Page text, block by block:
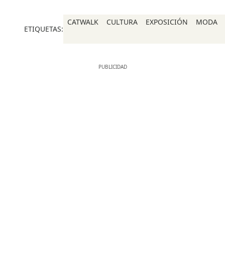
ETIQUETAS:
CATWALK CULTURA EXPOSICIÓN MODA